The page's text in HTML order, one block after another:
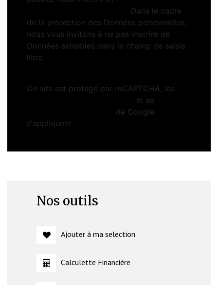
. Dans le cadre
de la protection des Données personnelles,
nous vous invitons à ne pas inscrire de
Données sensibles dans le champ de saisie
libre.
Ce site est protégé par reCAPTCHA, les
et es
de Google
s'appliquent.
Nos outils
Ajouter à ma selection
Calculette Financière